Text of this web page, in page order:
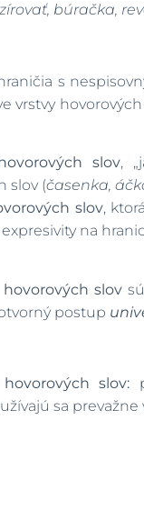
búračka,
s
vrstvy hovorových
slov,
slov (časenka,
slov,
na
slov sú
postup
slov:
sa prevažne